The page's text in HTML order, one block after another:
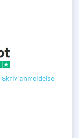
Skriv anmeldelse